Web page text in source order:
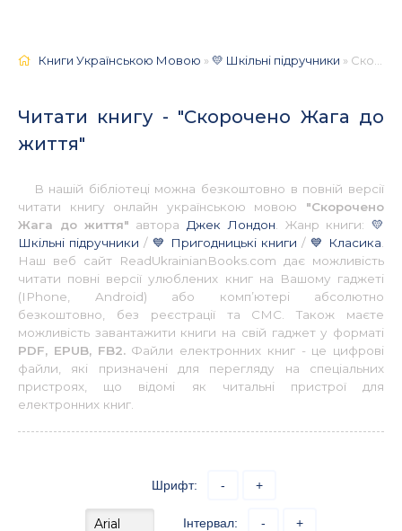
Книги Українською Мовою »💛 Шкільні підручники » Скорочено Жага до життя 📚 - Українською
Читати книгу - "Скорочено Жага до
життя"
В нашій бібліотеці можна безкоштовно в повній версії
читати книгу онлайн українською мовою "Скорочено
Жага до життя" автора Джек Лондон . Жанр книги: 💛
Шкільні підручники / 💙 Пригодницькі книги / 💙 Класика
Наш веб сайт ReadUkrainianBooks.com дає можливість
читати повні версії улюблених книг на Вашому гаджеті
(IPhone, Android) або комп’ютері абсолютно
безкоштовно, без реєстрації та СМС. Також маєте
можливість завантажити книги на свій гаджет у форматі
PDF, EPUB, FB2.Файли електронних книг - це цифрові
файли, які призначені для перегляду на спеціальних
пристроях, що відомі як читальні пристрої для
електронних книг.
Шрифт: - +
Інтервал: - +